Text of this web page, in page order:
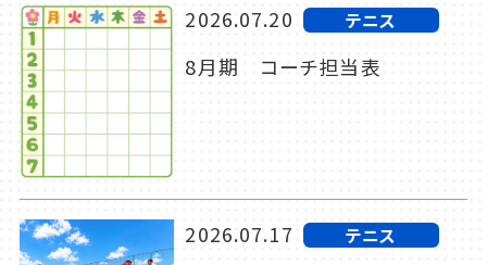
2026.07.20 テニス
8月期 コーチ担当表
2026.07.17 テニス